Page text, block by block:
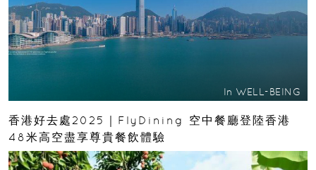
In WELL-BEING
香港好去處2025｜FlyDining 空中餐廳登陸香港
48米高空盡享尊貴餐飲體驗